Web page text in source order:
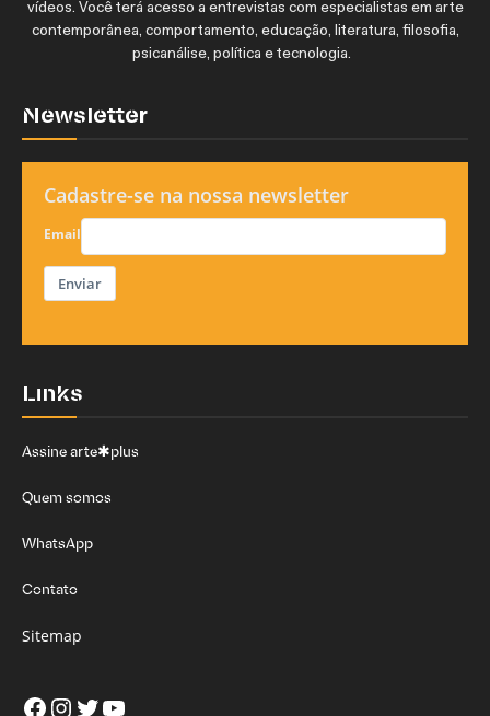
vídeos. Você terá acesso a entrevistas com especialistas em arte
contemporânea, comportamento, educação, literatura, filosofia,
psicanálise, política e tecnologia.
Newsletter
Cadastre-se na nossa newsletter
Email
Enviar
Links
Assine arte✱plus
Quem somos
WhatsApp
Contato
Sitemap
Facebook
Instagram
Twitter
Youtube